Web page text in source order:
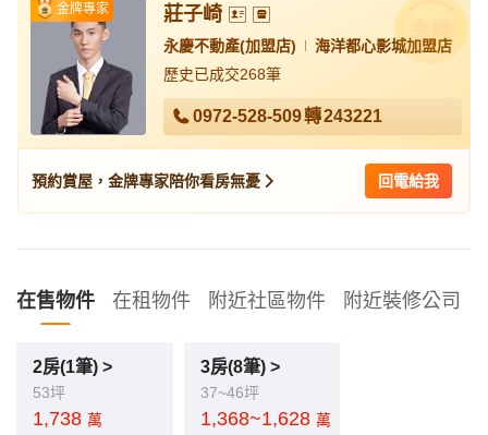
金牌專家 莊子崎
永慶不動產(加盟店)
海洋都心影城加盟店
歷史已成交268筆
0972-528-509轉243221
預約賞屋，金牌專家陪你看房無憂 回電給我
在售物件 在租物件 附近社區物件 附近裝修公司
2房(1筆) >
53坪
1,738 萬
3房(8筆) >
37~46坪
1,368~1,628 萬